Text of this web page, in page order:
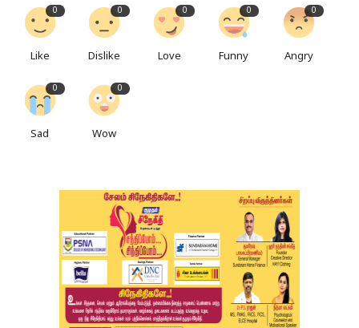
0
Like
0
Dislike
0
Love
0
Funny
0
Angry
0
Sad
0
Wow